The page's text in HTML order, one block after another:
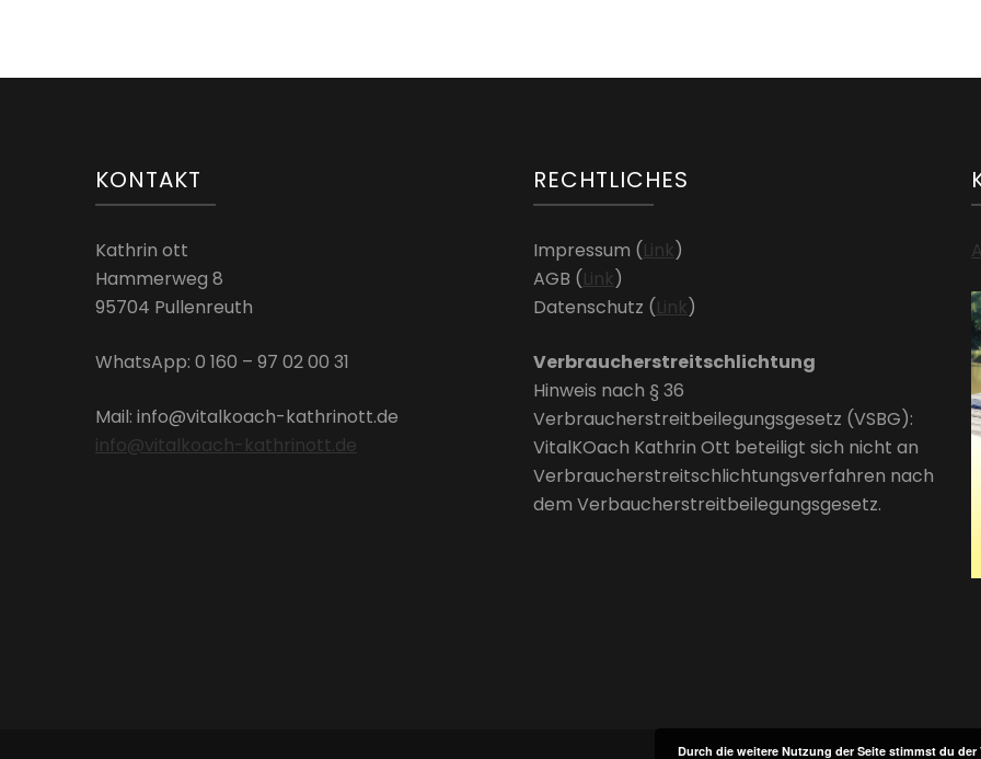
KONTAKT
Kathrin ott
Hammerweg 8
95704 Pullenreuth
WhatsApp: 0 160 – 97 02 00 31
Mail: info@vitalkoach-kathrinott.de
info@vitalkoach-kathrinott.de
RECHTLICHES
Impressum (Link)
AGB (Link)
Datenschutz (Link)
Verbraucherstreitschlichtung
Hinweis nach § 36
Verbraucherstreitbeilegungsgesetz (VSBG):
VitalKOach Kathrin Ott beteiligt sich nicht an
Verbraucherstreitschlichtungsverfahren nach
dem Verbaucherstreitbeilegungsgesetz.
Durch die weitere Nutzung der Seite stimmst du